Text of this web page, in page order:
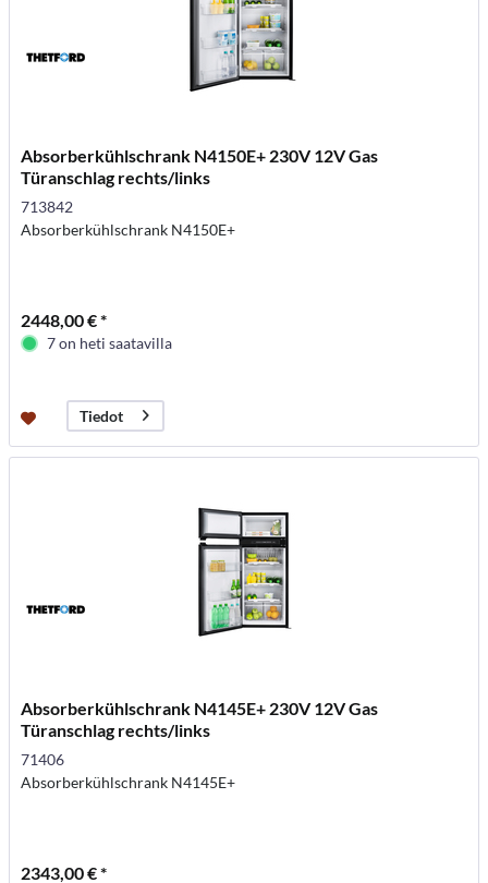
Absorberkühlschrank N4150E+ 230V 12V Gas
Türanschlag rechts/links
713842
Absorberkühlschrank N4150E+
2448,00 € *
7 on heti saatavilla
Tiedot
Absorberkühlschrank N4145E+ 230V 12V Gas
Türanschlag rechts/links
71406
Absorberkühlschrank N4145E+
2343,00 € *